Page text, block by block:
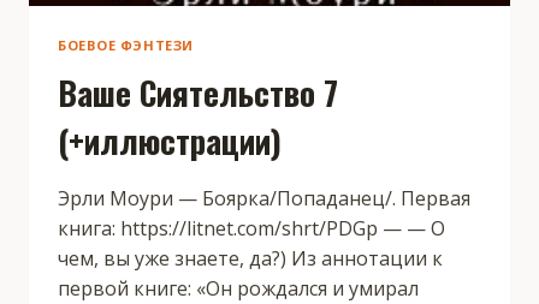
БОЕВОЕ ФЭНТЕЗИ
Ваше Сиятельство 7
(+иллюстрации)
Эрли Моури — Боярка/Попаданец/. Первая
книга: https://litnet.com/shrt/PDGp — — О
чем, вы уже знаете, да?) Из аннотации к
первой книге: «Он рождался и умирал